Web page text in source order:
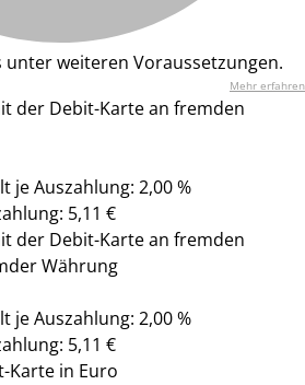
unter weiteren Voraussetzungen.
Mehr erfahren
der Debit-Karte an fremden
je Auszahlung: 2,00 %
5,11 €
der Debit-Karte an fremden
Währung
je Auszahlung: 2,00 %
5,11 €
Karte in Euro